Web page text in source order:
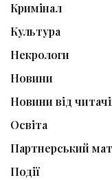
Кримінал
Культура
Некрологи
Новини
Новини від
Освіта
Партнерський
Події